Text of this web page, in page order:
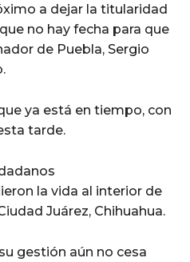
a dejar la titularidad
no hay fecha para que
de Puebla, Sergio
ya está en tiempo, con
tarde.
la vida al interior de
Juárez, Chihuahua.
gestión aún no cesa